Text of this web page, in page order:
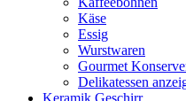
Käse
Essig
Wurstwaren
Gourmet
Delikatessen
Keramik Geschirr